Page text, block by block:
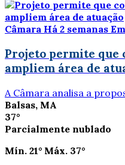
Câmara Há 2 semanas
Projeto permite que
ampliem área de
A Câmara analisa a
Balsas, MA
37°
Parcialmente nublado
Mín. 21° Máx. 37°